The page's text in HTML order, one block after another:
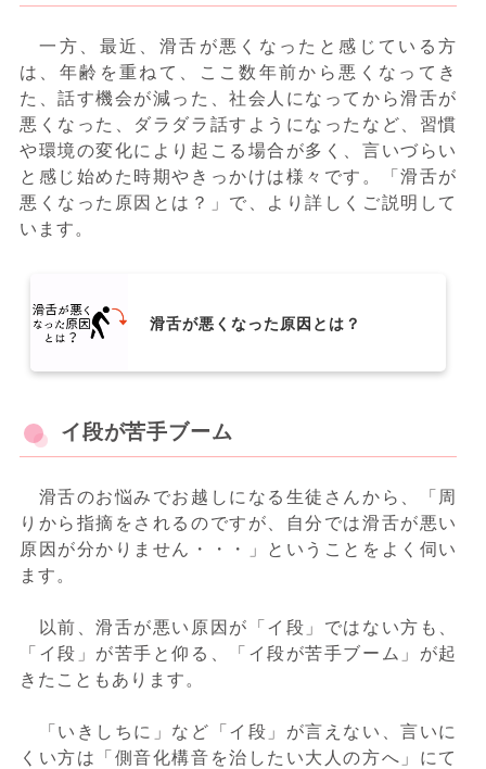
一方、最近、滑舌が悪くなったと感じている方
は、年齢を重ねて、ここ数年前から悪くなってき
た、話す機会が減った、社会人になってから滑舌が
悪くなった、ダラダラ話すようになったなど、習慣
や環境の変化により起こる場合が多く、言いづらい
と感じ始めた時期やきっかけは様々です。「滑舌が
悪くなった原因とは？」で、より詳しくご説明して
います。
滑舌が悪くなった原因とは？
イ段が苦手ブーム
滑舌のお悩みでお越しになる生徒さんから、「周
りから指摘をされるのですが、自分では滑舌が悪い
原因が分かりません・・・」ということをよく伺い
ます。
以前、滑舌が悪い原因が「イ段」ではない方も、
「イ段」が苦手と仰る、「イ段が苦手ブーム」が起
きたこともあります。
「いきしちに」など「イ段」が言えない、言いに
くい方は「側音化構音を治したい大人の方へ」にて